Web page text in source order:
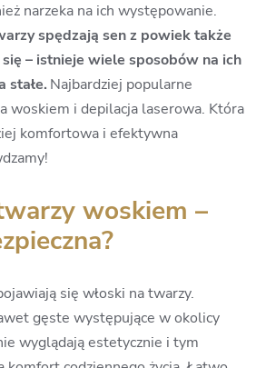
narzeka na ich występowanie.
spędzają sen z powiek także
– istnieje wiele sposobów na ich
stałe. Najbardziej popularne
woskiem i depilacja laserowa. Która
komfortowa i efektywna
woskiem –
się włoski na twarzy.
gęste występujące w okolicy
wyglądają estetycznie i tym